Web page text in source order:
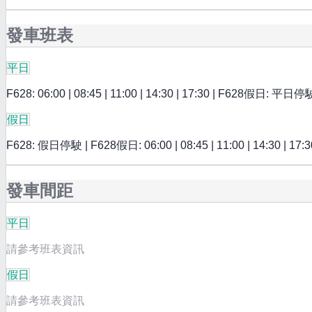
發車班表
平日
F628: 06:00 | 08:45 | 11:00 | 14:30 | 17:30 | F628假日: 平日停
假日
F628: 假日停駛 | F628假日: 06:00 | 08:45 | 11:00 | 14:30 |
發車間距
平日
請參考班表資訊
假日
請參考班表資訊